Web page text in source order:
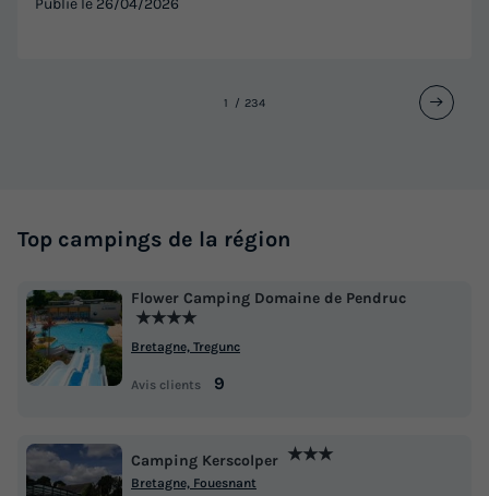
1 234
Top campings de la région
Flower Camping Domaine de Pendruc
★★★★
Bretagne, Tregunc
Avis clients 9
Camping Kerscolper ★★★
Bretagne, Fouesnant